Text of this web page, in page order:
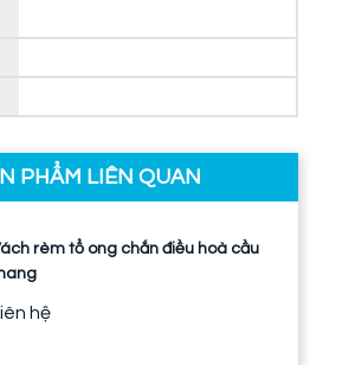
PHẨM LIÊN QUAN
rèm tổ ong chắn điều hoà cầu
hệ